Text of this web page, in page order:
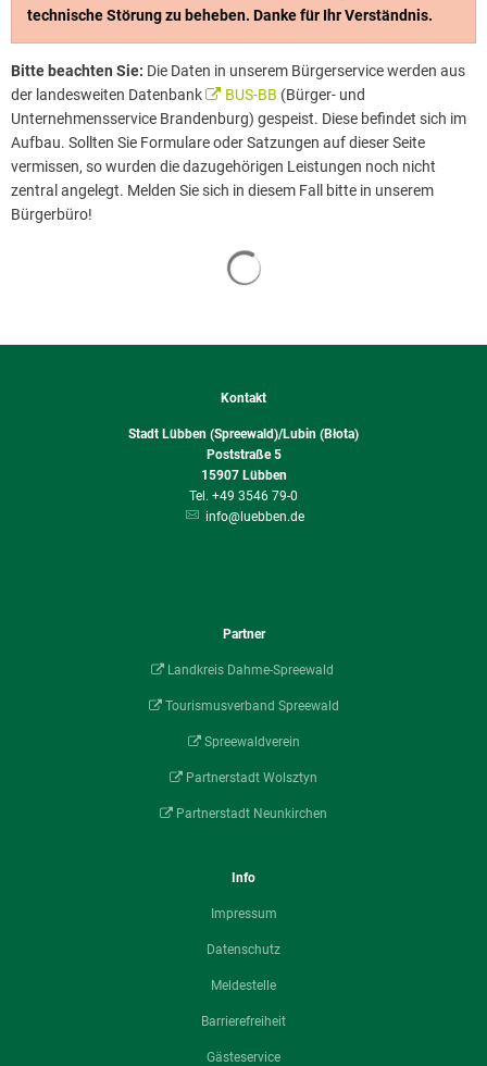
technische Störung zu beheben. Danke für Ihr Verständnis.
Bitte beachten Sie: Die Daten in unserem Bürgerservice werden aus
der landesweiten Datenbank
BUS-BB (Bürger- und
Unternehmensservice Brandenburg) gespeist. Diese befindet sich im
Aufbau. Sollten Sie Formulare oder Satzungen auf dieser Seite
vermissen, so wurden die dazugehörigen Leistungen noch nicht
zentral angelegt. Melden Sie sich in diesem Fall bitte in unserem
Bürgerbüro!
Kontakt
Stadt Lübben (Spreewald)/Lubin (Błota)
Poststraße 5
15907 Lübben
+49 3546 79-0
info@luebben.de
Partner
Landkreis Dahme-Spreewald
Tourismusverband Spreewald
Spreewaldverein
Partnerstadt Wolsztyn
Partnerstadt Neunkirchen
Info
Impressum
Datenschutz
Meldestelle
Barrierefreiheit
Gästeservice